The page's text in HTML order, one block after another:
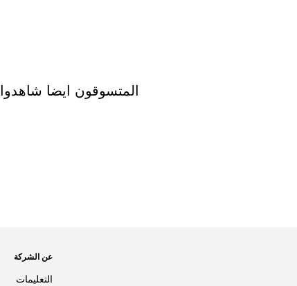
المتسوقون ايضا شاهدوا
عن الشركة
التعليمات